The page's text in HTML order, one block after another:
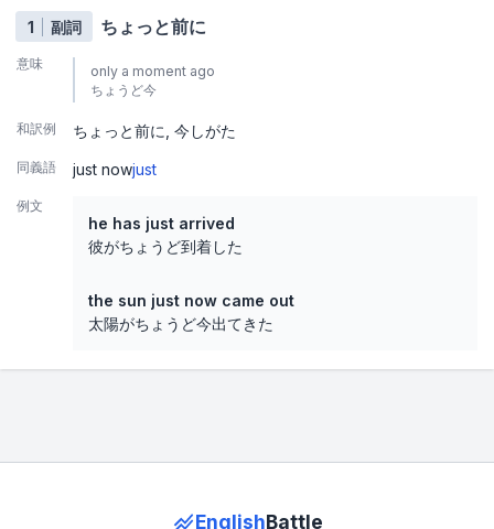
1 副詞 ちょっと前に
意味
only a moment ago
ちょうど今
和訳例 ちょっと前に 今しがた
同義語 just nowjust
例文
he has just arrived
彼がちょうど到着した
the sun just now came out
太陽がちょうど今出てきた
EnglishBattle